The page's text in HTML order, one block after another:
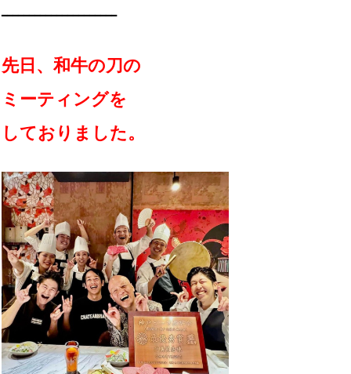
━━━━━━━━━━━━━━━━━━━━━
先日、和牛の刀の
ミーティングを
しておりました。